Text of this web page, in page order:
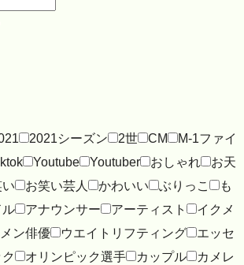
2021シーズン 2世 CM
M-1ファイ
Youtube Youtuber おしゃれ
お天
お笑い芸人 かわいい ぶりっこ
も
ル アナウンサー アーティスト
イクメ
ン俳優 ウエイトリフティング
エッセ
オリンピック選手 カップル
カメレ